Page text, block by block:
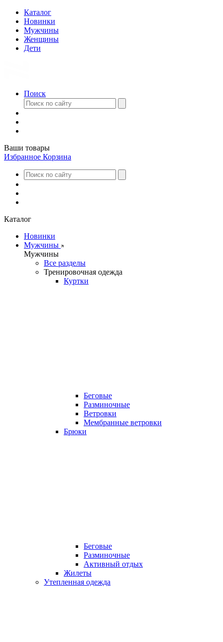
Каталог
Новинки
Мужчины
Женщины
Дети
Поиск
Ваши товары
Избранное Корзина
Каталог
Новинки
Мужчины
Мужчины
Все разделы
Тренировочная одежда
Куртки
Беговые
Разминочные
Ветровки
Мембранные ветровки
Брюки
Беговые
Разминочные
Активный отдых
Жилеты
Утепленная одежда